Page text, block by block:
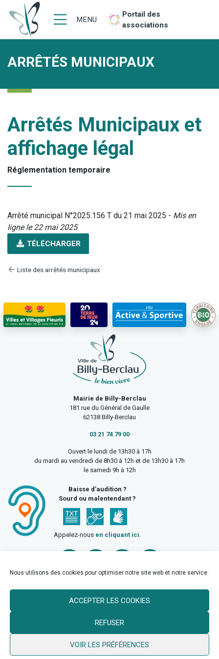
Nous utilisons des cookies pour optimiser notre site web et notre service.
ACCEPTER LES COOKIES
REFUSER
VOIR LES PRÉFÉRENCES
MENU
Portail des
associations
ARRÊTÉS MUNICIPAUX
Arrêtés Municipaux et
affichage légal
Réglementation temporaire
Arrêté municipal N°2025.156 T du 21 mai 2025 - Mis en
ligne le 22 mai 2025
TÉLÉCHARGER
Liste des arrêtés municipaux
Mairie de Billy-Berclau
181 rue du Général de Gaulle
62138 Billy-Berclau
03 21 74 79 00
Ouvert le lundi de 13h30 à 17h
du mardi au vendredi de 8h30 à 12h et de 13h30 à 17h
le samedi 9h à 12h
Baisse d’audition ?
Sourd ou malentendant ?
Appelez-nous en cliquant ici.
© 2026 Ville de Billy Berclau —neoweb.fr